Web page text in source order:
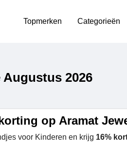
Topmerken Categorieën
2026
op Aramat
voor Kinderen en krijg 16%